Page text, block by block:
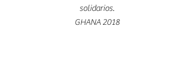
solidarios.
GHANA 2018